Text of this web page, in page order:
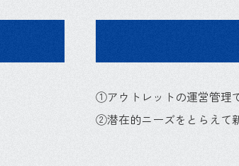
①アウトレットの運営管理
②潜在的ニーズをとらえて